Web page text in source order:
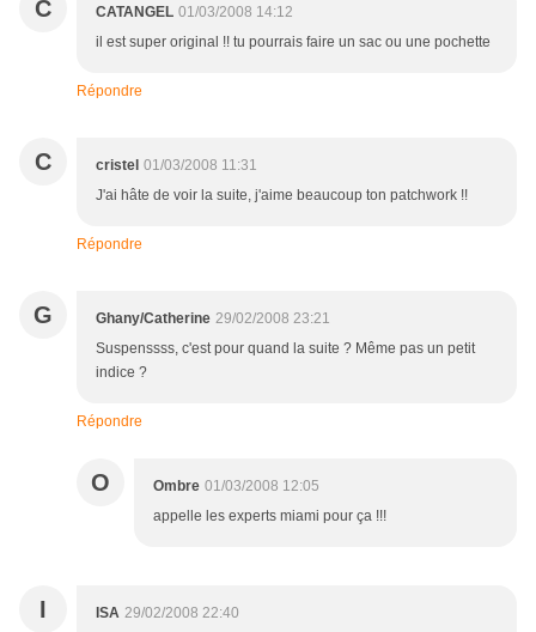
C CATANGEL 01/03/2008 14:12
il est super original !! tu pourrais faire un sac ou une pochette
Répondre
C cristel 01/03/2008 11:31
J'ai hâte de voir la suite, j'aime beaucoup ton patchwork !!
Répondre
G Ghany/Catherine 29/02/2008 23:21
Suspenssss, c'est pour quand la suite ? Même pas un petit
indice ?
Répondre
O Ombre 01/03/2008 12:05
appelle les experts miami pour ça !!!
I ISA 29/02/2008 22:40